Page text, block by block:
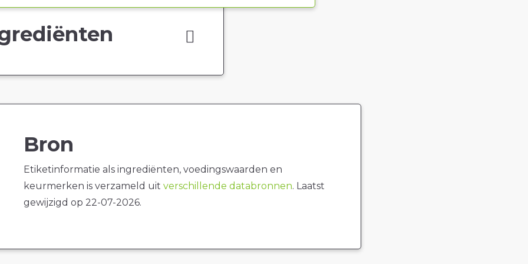
Bron
Etiketinformatie als ingrediënten, voedingswaarden en
keurmerken is verzameld uit verschillende databronnen. Laatst
gewijzigd op 22-07-2026.